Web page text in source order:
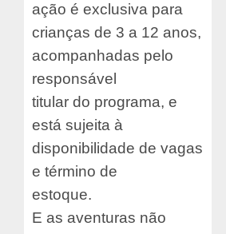
ação é exclusiva para
crianças de 3 a 12 anos,
acompanhadas pelo
responsável
titular do programa, e
está sujeita à
disponibilidade de vagas
e término de
estoque.
E as aventuras não